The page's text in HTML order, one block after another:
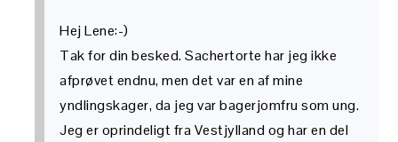
Hej Lene:-)
Tak for din besked. Sachertorte har jeg ikke
afprøvet endnu, men det var en af mine
yndlingskager, da jeg var bagerjomfru som ung.
Jeg er oprindeligt fra Vestjylland og har en del